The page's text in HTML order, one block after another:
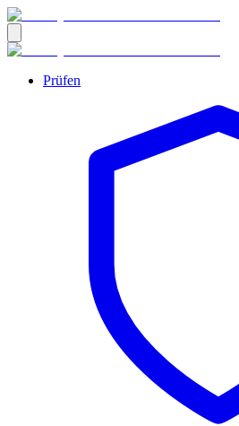
Prüfen